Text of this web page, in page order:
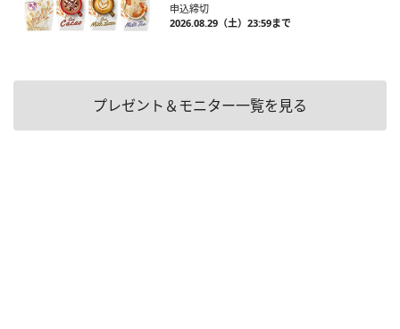
申込締切
2026.08.29（土）23:59まで
プレゼント＆モニター一覧を見る